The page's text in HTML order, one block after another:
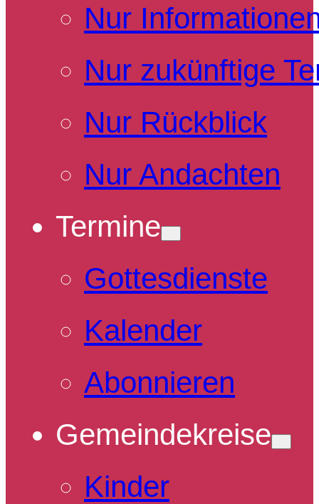
Nur
Nur zukünftige
Nur Rückblick
Nur Andachten
Termine
Gottesdienste
Kalender
Abonnieren
Gemeindekreise
Kinder